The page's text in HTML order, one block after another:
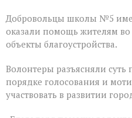
Добровольцы школы №5
оказали помощь жителям во
объекты благоустройства.
Волонтеры разъясняли суть
порядке голосования и
участвовать в развитии